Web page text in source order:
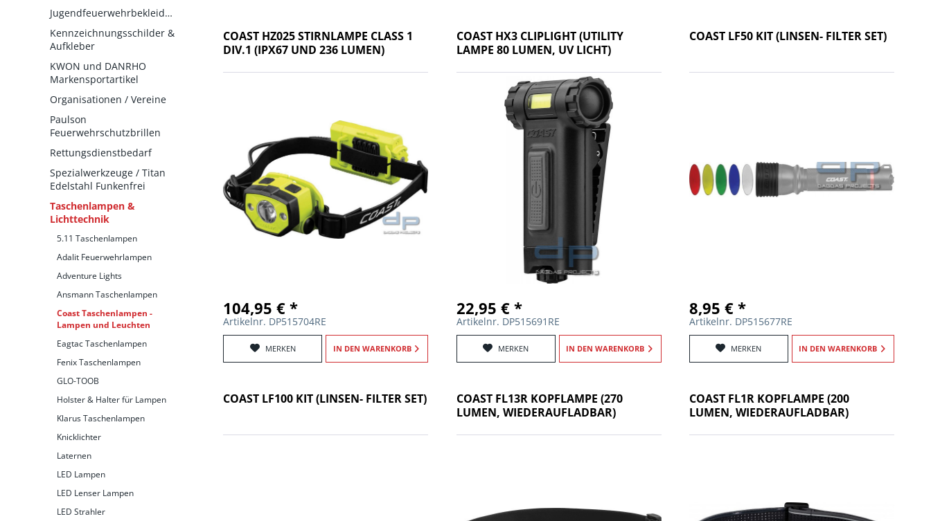
Jugendfeuerwehrbekleidung
Kennzeichnungsschilder &
Aufkleber
KWON und DANRHO
Markensportartikel
Organisationen / Vereine
Paulson
Feuerwehrschutzbrillen
Rettungsdienstbedarf
Spezialwerkzeuge / Titan
Edelstahl Funkenfrei
Taschenlampen &
Lichttechnik
5.11 Taschenlampen
Adalit Feuerwehrlampen
Adventure Lights
Ansmann Taschenlampen
Coast Taschenlampen -
Lampen und Leuchten
Eagtac Taschenlampen
Fenix Taschenlampen
GLO-TOOB
Holster & Halter für Lampen
Klarus Taschenlampen
Knicklichter
Laternen
LED Lampen
LED Lenser Lampen
LED Strahler
COAST HZ025 STIRNLAMPE CLASS 1
DIV.1 (IPX67 UND 236 LUMEN)
104,95 € *
Artikelnr. DP515704RE
MERKEN IN DEN WARENKORB
COAST HX3 CLIPLIGHT (UTILITY
LAMPE 80 LUMEN, UV LICHT)
22,95 € *
Artikelnr. DP515691RE
MERKEN IN DEN WARENKORB
COAST LF50 KIT (LINSEN- FILTER SET)
8,95 € *
Artikelnr. DP515677RE
MERKEN IN DEN WARENKORB
COAST LF100 KIT (LINSEN- FILTER SET)
COAST FL13R KOPFLAMPE (270
LUMEN, WIEDERAUFLADBAR)
COAST FL1R KOPFLAMPE (200
LUMEN, WIEDERAUFLADBAR)